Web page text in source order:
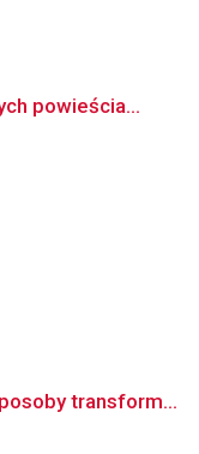
powieścia...
transform...